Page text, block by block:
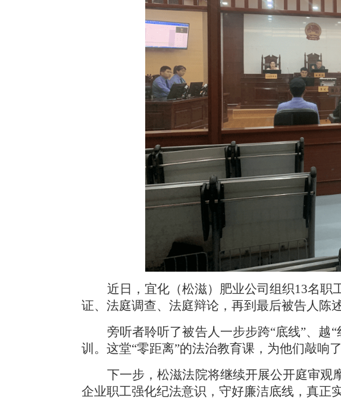
近日，宜化（松滋）肥业公司组织13名职
证、法庭调查、法庭辩论，再到最后被告人陈
旁听者聆听了被告人一步步跨“底线”、越
训。这堂“零距离”的法治教育课，为他们敲响
下一步，松滋法院将继续开展公开庭审观
企业职工强化纪法意识，守好廉洁底线，真正